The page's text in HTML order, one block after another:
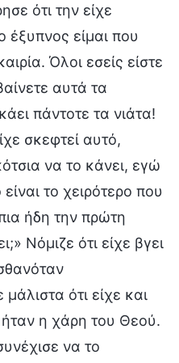
ότι την είχε
έξυπνος είμαι που
Όλοι εσείς είστε
αυτά τα
πάντοτε τα νιάτα!
σκεφτεί αυτό,
να το κάνει, εγώ
το χειρότερο που
ήδη την πρώτη
Νόμιζε ότι είχε βγει
μάλιστα ότι είχε και
ήταν η χάρη του Θεού.
να το